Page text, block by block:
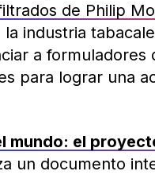
de Philip
industria
a
para lograr una
mundo: el
un documento